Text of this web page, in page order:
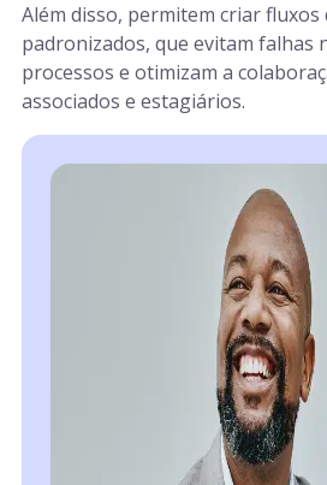
Além disso, permitem criar
padronizados, que evitam falhas
processos e otimizam a
associados e estagiários.